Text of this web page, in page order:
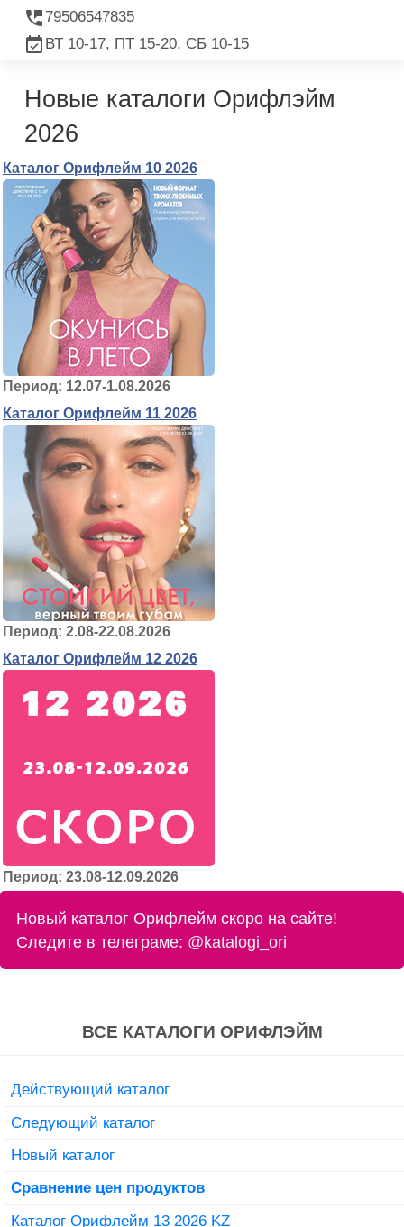
79506547835
ВТ 10-17, ПТ 15-20, СБ 10-15
Новые каталоги Орифлэйм
2026
Каталог Орифлейм 10 2026
Период: 12.07-1.08.2026
Каталог Орифлейм 11 2026
Период: 2.08-22.08.2026
Каталог Орифлейм 12 2026
Период: 23.08-12.09.2026
Новый каталог Орифлейм скоро на сайте!
Следите в телеграме: @katalogi_ori
ВСЕ КАТАЛОГИ ОРИФЛЭЙМ
Действующий каталог
Следующий каталог
Новый каталог
Сравнение цен продуктов
Каталог Орифлейм 13 2026 KZ